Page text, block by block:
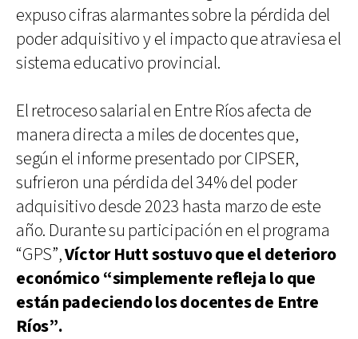
expuso cifras alarmantes sobre la pérdida del
poder adquisitivo y el impacto que atraviesa el
sistema educativo provincial.
El retroceso salarial en Entre Ríos afecta de
manera directa a miles de docentes que,
según el informe presentado por CIPSER,
sufrieron una pérdida del 34% del poder
adquisitivo desde 2023 hasta marzo de este
año. Durante su participación en el programa
“GPS”,Víctor Hutt sostuvo que el deterioro
económico “simplemente refleja lo que
están padeciendo los docentes de Entre
Ríos”.